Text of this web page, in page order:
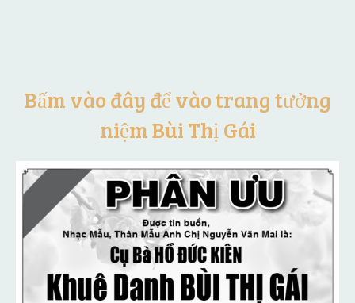
Bấm vào đây để vào trang tưởng
niệm Bùi Thị Gái